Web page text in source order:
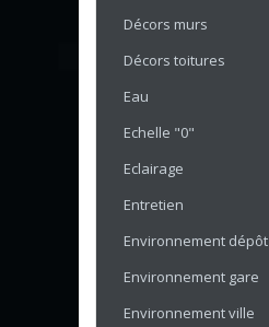
Décors murs
Décors toitures
Eau
Echelle "0"
Eclairage
Entretien
Environnement dépôt
Environnement gare
Environnement ville